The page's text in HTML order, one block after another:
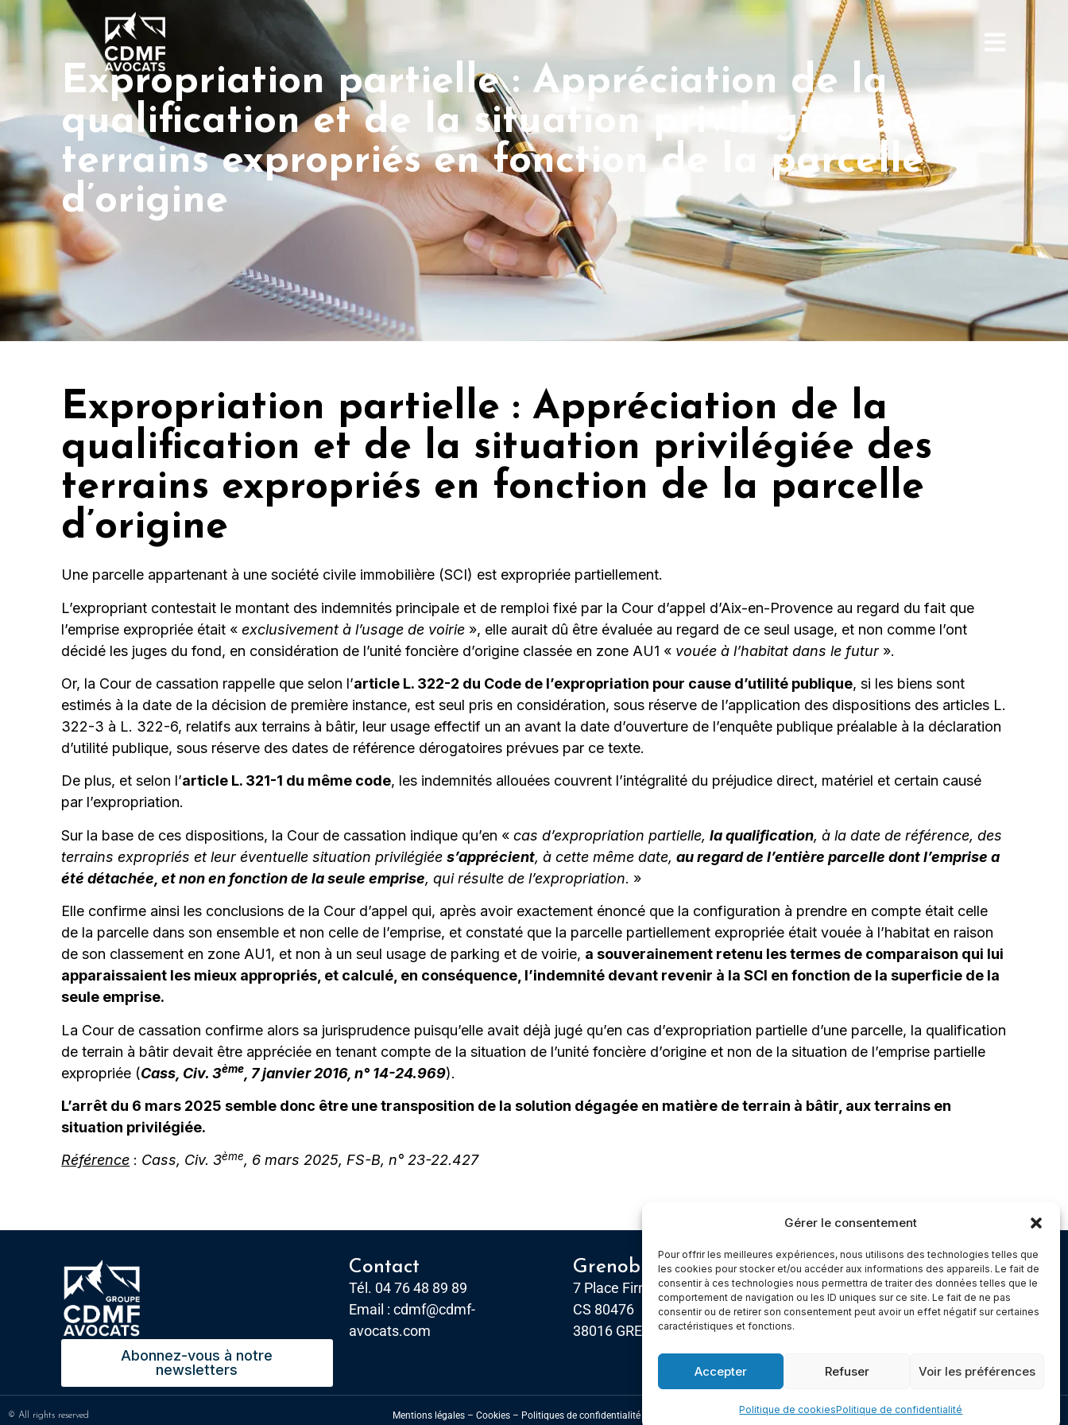
Gérer le consentement
Pour offrir les meilleures expériences, nous utilisons des technologies telles que
les cookies pour stocker et/ou accéder aux informations des appareils. Le fait de
consentir à ces technologies nous permettra de traiter des données telles que le
comportement de navigation ou les ID uniques sur ce site. Le fait de ne pas
consentir ou de retirer son consentement peut avoir un effet négatif sur certaines
caractéristiques et fonctions.
Accepter Refuser Voir les préférences
Politique de cookiesPolitique de confidentialité
Expropriation partielle : Appréciation de la
qualification et de la situation privilégiée des
terrains expropriés en fonction de la parcelle
d’origine
Expropriation partielle : Appréciation de la
qualification et de la situation privilégiée des
terrains expropriés en fonction de la parcelle
d’origine
Une parcelle appartenant à une société civile immobilière (SCI) est expropriée partiellement.
L’expropriant contestait le montant des indemnités principale et de remploi fixé par la Cour d’appel d’Aix-en-Provence au regard du fait que
l’emprise expropriée était «exclusivement à l’usage de voirie », elle aurait dû être évaluée au regard de ce seul usage, et non comme l’ont
décidé les juges du fond, en considération de l’unité foncière d’origine classée en zone AU1 « vouée à l’habitat dans le futur».
Or, la Cour de cassation rappelle que selon l’article L. 322-2 du Code de l’expropriation pour cause d’utilité publique, si les biens sont
estimés à la date de la décision de première instance, est seul pris en considération, sous réserve de l’application des dispositions des articles L.
322-3 à L. 322-6, relatifs aux terrains à bâtir, leur usage effectif un an avant la date d’ouverture de l’enquête publique préalable à la déclaration
d’utilité publique, sous réserve des dates de référence dérogatoires prévues par ce texte.
De plus, et selon l’article L. 321-1 du même code, les indemnités allouées couvrent l’intégralité du préjudice direct, matériel et certain causé
par l’expropriation.
Sur la base de ces dispositions, la Cour de cassation indique qu’en «cas d’expropriation partielle,la qualification, à la date de référence, des
terrains expropriés et leur éventuelle situation privilégiées’apprécient, à cette même date,au regard de l’entière parcelle dont l’emprise a
été détachée, et non en fonction de la seule emprise, qui résulte de l’expropriation. »
Elle confirme ainsi les conclusions de la Cour d’appel qui, après avoir exactement énoncé que la configuration à prendre en compte était celle
de la parcelle dans son ensemble et non celle de l’emprise, et constaté que la parcelle partiellement expropriée était vouée à l’habitat en raison
de son classement en zone AU1, et non à un seul usage de parking et de voirie, a souverainement retenu les termes de comparaison qui lui
apparaissaient les mieux appropriés, et calculé, en conséquence, l’indemnité devant revenir à la SCI en fonction de la superficie de la
seule emprise.
La Cour de cassation confirme alors sa jurisprudence puisqu’elle avait déjà jugé qu’en cas d’expropriation partielle d’une parcelle, la qualification
de terrain à bâtir devait être appréciée en tenant compte de la situation de l’unité foncière d’origine et non de la situation de l’emprise partielle
expropriée (Cass, Civ. 3ème , 7 janvier 2016, n° 14-24.969).
L’arrêt du 6 mars 2025 semble donc être une transposition de la solution dégagée en matière de terrain à bâtir, aux terrains en
situation privilégiée.
Référence : Cass, Civ. 3ème, 6 mars 2025, FS-B, n° 23-22.427
Abonnez-vous à notre
newsletters
Contact
Tél. 04 76 48 89 89
Email : cdmf@cdmf-
avocats.com
Grenoble
7 Place Firmin Gautier
CS 80476
38016 GRENOBLE, Cedex 1
Chambery
Immeuble le Paris
5 rue Claude Martin
© All rights reserved Mentions légales– Cookies – Politiques de confidentialité Made with Cerf à Lunettes - Web & Com